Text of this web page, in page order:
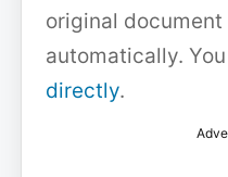
original
automatically.
directly.